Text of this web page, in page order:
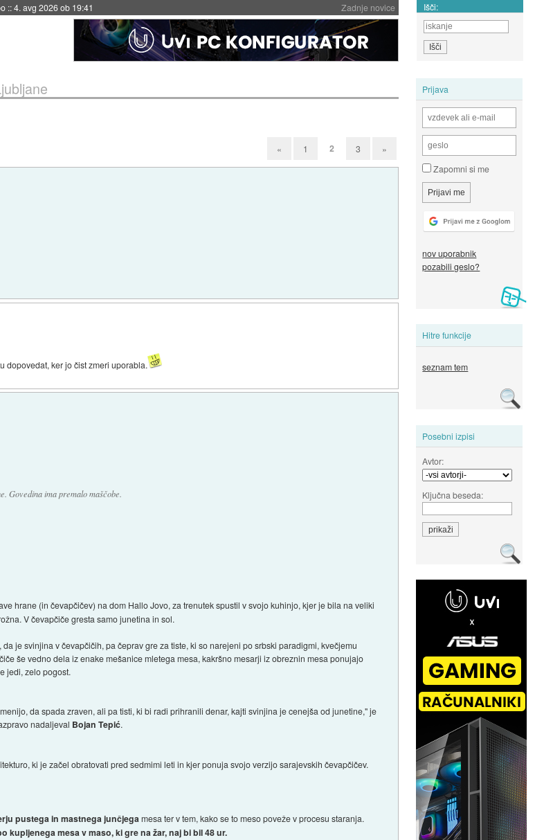
Zadnje novice
::4. avg 2026 ob 19:41 Išči:
Prijava
Zapomni si me
nov uporabnik
pozabili geslo?
Hitre funkcije
seznam tem
Posebni izpisi
Avtor:
Ključna beseda:
« 1 2 3 »
dopovedat, ker jo čist zmeri uporabla.
Govedina ima premalo maščobe.
hrane (in čevapčičev) na dom Hallo Jovo, za trenutek spustil v svojo kuhinjo, kjer je bila na veliki
V čevapčiče gresta samo junetina in sol.
je svinjina v čevapčičih, pa čeprav gre za tiste, ki so narejeni po srbski paradigmi, kvečjemu
še vedno dela iz enake mešanice mletega mesa, kakršno mesarji iz obreznin mesa ponujajo
jedi, zelo pogost.
da spada zraven, ali pa tisti, ki bi radi prihranili denar, kajti svinjina je cenejša od junetine," je
nadaljeval Bojan Tepić.
ki je začel obratovati pred sedmimi leti in kjer ponuja svojo verzijo sarajevskih čevapčičev.
pustega in mastnega junčjegamesa ter v tem, kako se to meso poveže v procesu staranja.
kupljenega mesa v maso, ki gre na žar, naj bi bil 48 ur.